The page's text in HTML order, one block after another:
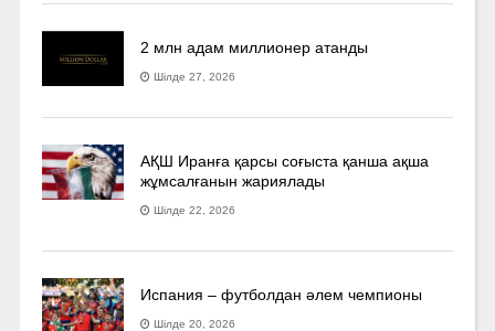
2 млн адам миллионер атанды
Шілде 27, 2026
АҚШ Иранға қарсы соғыста қанша ақша
жұмсалғанын жариялады
Шілде 22, 2026
Испания – футболдан әлем чемпионы
Шілде 20, 2026